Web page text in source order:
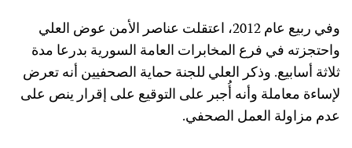
وفي ربيع عام 2012، اعتقلت عناصر الأمن عوض العلي
واحتجزته في فرع المخابرات العامة السورية بدرعا مدة
ثلاثة أسابيع. وذكر العلي للجنة حماية الصحفيين أنه تعرض
لإساءة معاملة وأنه أُجبر على التوقيع على إقرار ينص على
عدم مزاولة العمل الصحفي.